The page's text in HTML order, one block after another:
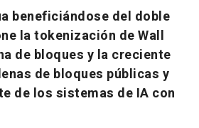
beneficiándose del doble
la tokenización de Wall
de bloques y la creciente
de bloques públicas y
de los sistemas de IA con